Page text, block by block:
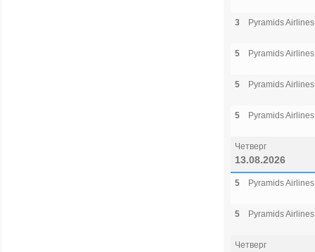
3 Pyramids Airlines
5 Pyramids Airlines
5 Pyramids Airlines
5 Pyramids Airlines
Четверг
13.08.2026
5 Pyramids Airlines
5 Pyramids Airlines
Четверг